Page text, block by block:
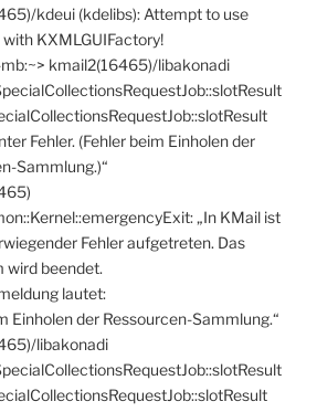
kdeui (kdelibs): Attempt to use
with KXMLGUIFactory!
kmail2(16465)/libakonadi
Fehler. (Fehler beim Einholen der
Sammlung.)“
„In KMail ist
Fehler aufgetreten. Das
wird beendet.
lautet:
Einholen der Ressourcen-Sammlung.“
libakonadi